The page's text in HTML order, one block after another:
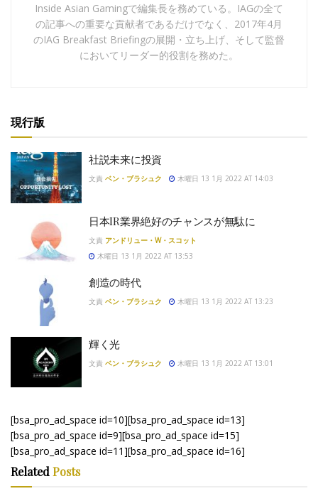
Inside Asian Gamingで編集長を務めている。IAGの全て
の記事への重要な貢献者であるだけでなく、2017年4月
のIAG Breakfast Briefingの展開・立ち上げ、そして監督
においてリーダー的役割を務めた。
現行版
社説未来に投資
文責 ベン・ブラシュク 木曜日 13 1月 2022 AT 14:03
日本IR業界絶好のチャンスが無駄に
文責 アンドリュー・W・スコット
木曜日 13 1月 2022 AT 13:53
創造の時代
文責 ベン・ブラシュク 木曜日 13 1月 2022 AT 13:23
輝く光
文責 ベン・ブラシュク 木曜日 13 1月 2022 AT 13:01
[bsa_pro_ad_space id=10][bsa_pro_ad_space id=13]
[bsa_pro_ad_space id=9][bsa_pro_ad_space id=15]
[bsa_pro_ad_space id=11][bsa_pro_ad_space id=16]
Related Posts